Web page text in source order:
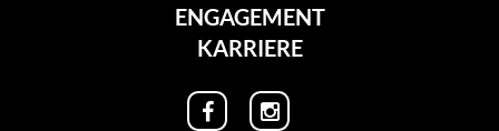
ENGAGEMENT
KARRIERE